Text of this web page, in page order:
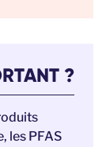
?
les PFAS